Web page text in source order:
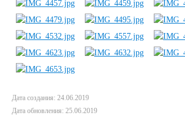
Дата создания: 24.06.2019
Дата обновления: 25.06.2019